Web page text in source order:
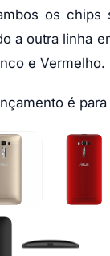
os
a outra linha
e Vermelho.
é